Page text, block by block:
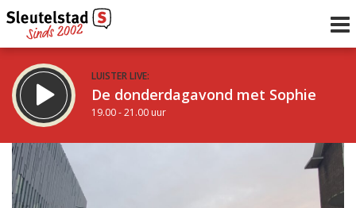
LUISTER LIVE:
De donderdagavond met Sophie
19.00 - 21.00 uur
STRAKS:
De avond van Sleutelstad
21.00 - 0.00 uur
Vorig uur
Volgend uur